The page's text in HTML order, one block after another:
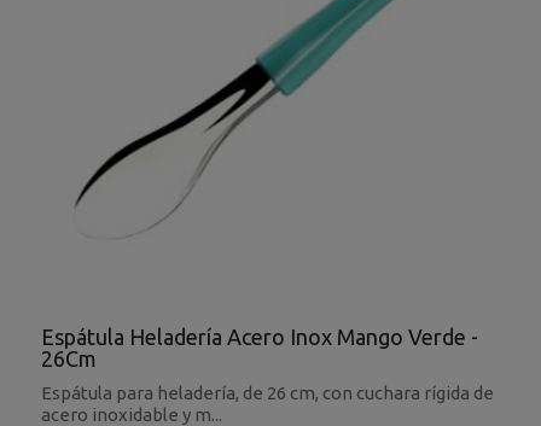
Espátula Heladería Acero Inox Mango Verde -
26Cm
Espátula para heladería, de 26 cm, con cuchara rígida de
acero inoxidable y m...